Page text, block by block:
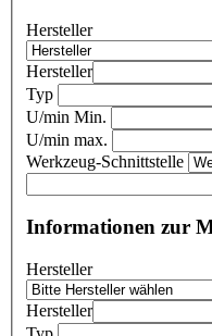
Hersteller
Hersteller
Typ
U/min Min.
U/min max.
Werkzeug-Schnittstelle
Informationen zur
Hersteller
Hersteller